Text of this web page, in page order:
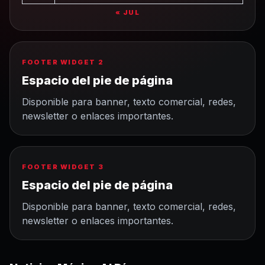
« JUL
FOOTER WIDGET 2
Espacio del pie de página
Disponible para banner, texto comercial, redes,
newsletter o enlaces importantes.
FOOTER WIDGET 3
Espacio del pie de página
Disponible para banner, texto comercial, redes,
newsletter o enlaces importantes.